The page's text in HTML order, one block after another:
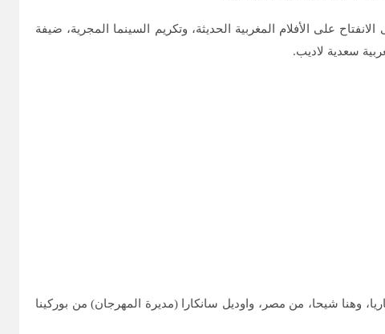
على الأفلام المغربية الحديثة، وتكريم السينما المجرية، ضيفة
سعدية لاديب.
وهنا شيحا، من مصر، واوديل سانكارا (مديرة المهرجان) من بوركينا